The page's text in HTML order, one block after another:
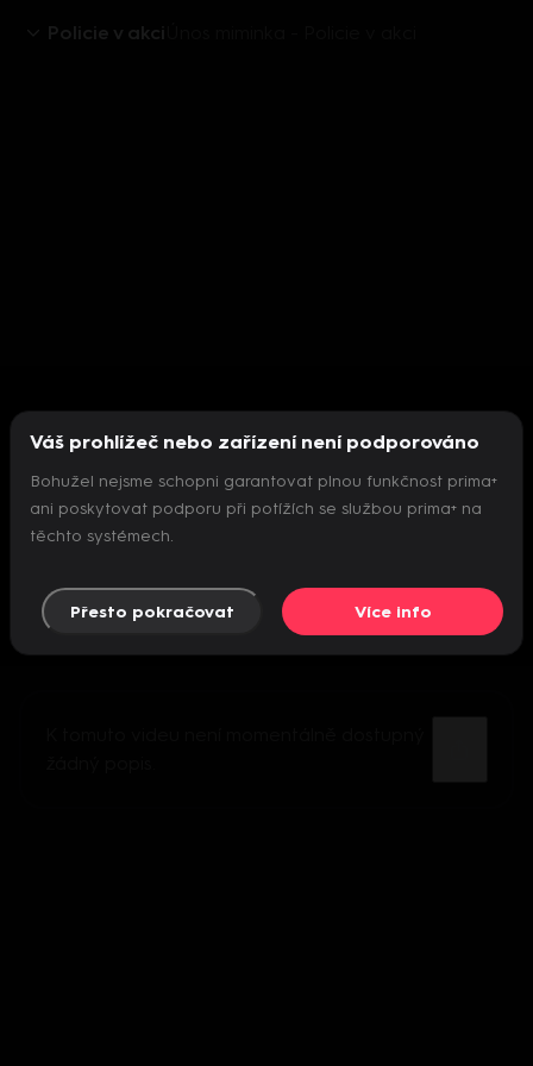
Policie v akci
Nepodařilo se inicializovat přehrávač
Váš prohlížeč nebo zařízení není podporováno
Bohužel nejsme schopni garantovat plnou funkčnost prima+
ani poskytovat podporu při potížích se službou prima+ na
těchto systémech.
Přesto pokračovat Více info